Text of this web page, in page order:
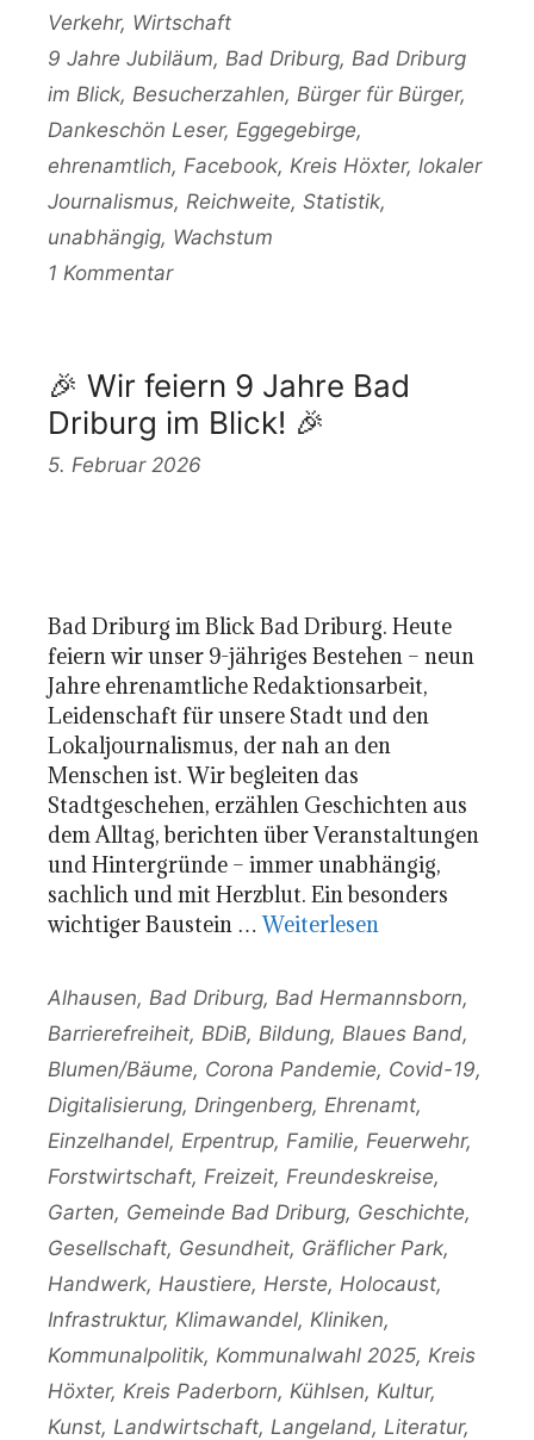
Verkehr, Wirtschaft
Schlagwörter
9 Jahre Jubiläum, Bad Driburg, Bad Driburg
im Blick, Besucherzahlen, Bürger für Bürger,
Dankeschön Leser, Eggegebirge,
ehrenamtlich, Facebook, Kreis Höxter, lokaler
Journalismus, Reichweite, Statistik,
unabhängig, Wachstum
1 Kommentar
🎉 Wir feiern 9 Jahre Bad
Driburg im Blick! 🎉
5. Februar 2026
Bad Driburg im Blick Bad Driburg. Heute
feiern wir unser 9-jähriges Bestehen – neun
Jahre ehrenamtliche Redaktionsarbeit,
Leidenschaft für unsere Stadt und den
Lokaljournalismus, der nah an den
Menschen ist. Wir begleiten das
Stadtgeschehen, erzählen Geschichten aus
dem Alltag, berichten über Veranstaltungen
und Hintergründe – immer unabhängig,
sachlich und mit Herzblut. Ein besonders
wichtiger Baustein …Weiterlesen
Kategorien
Alhausen, Bad Driburg, Bad Hermannsborn,
Barrierefreiheit, BDiB, Bildung, Blaues Band,
Blumen/Bäume, Corona Pandemie, Covid-19,
Digitalisierung, Dringenberg, Ehrenamt,
Einzelhandel, Erpentrup, Familie, Feuerwehr,
Forstwirtschaft, Freizeit, Freundeskreise,
Garten, Gemeinde Bad Driburg, Geschichte,
Gesellschaft, Gesundheit, Gräflicher Park,
Handwerk, Haustiere, Herste, Holocaust,
Infrastruktur, Klimawandel, Kliniken,
Kommunalpolitik, Kommunalwahl 2025, Kreis
Höxter, Kreis Paderborn, Kühlsen, Kultur,
Kunst, Landwirtschaft, Langeland, Literatur,